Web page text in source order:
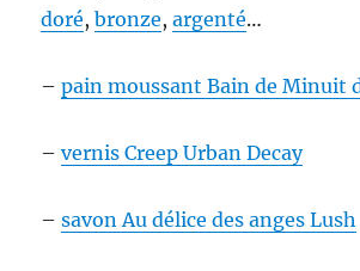
doré,bronze,argenté…
–pain moussant Bain de Minuit
–vernis Creep Urban Decay
–savon Au délice des anges Lush